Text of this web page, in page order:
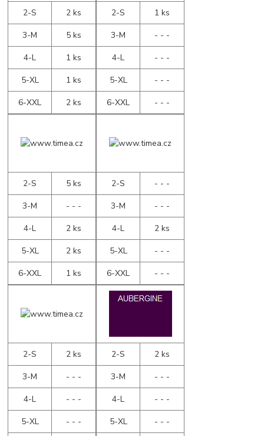
2-S
2 ks
3-M
5 ks
4-L
1 ks
5-XL
1 ks
6-XXL
2 ks
2-S
1 ks
3-M
- - -
4-L
- - -
5-XL
- - -
6-XXL
- - -
2-S
5 ks
3-M
- - -
4-L
2 ks
5-XL
2 ks
6-XXL
1 ks
2-S
- - -
3-M
- - -
4-L
2 ks
5-XL
- - -
6-XXL
- - -
2-S
2 ks
3-M
- - -
4-L
- - -
5-XL
- - -
2-S
2 ks
3-M
- - -
4-L
- - -
5-XL
- - -